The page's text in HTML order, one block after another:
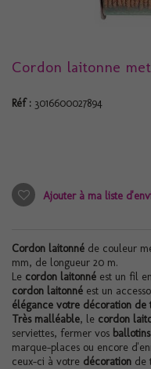
Cordon laitonne
Réf : 3016600027894
Ajouter à ma liste
Cordon laitonné de couleur
mm, de longueur 20 m.
Le cordon laitonné est un fil
cordon laitonné est un
élégance votre décoration de
Très malléable, le cordon
serviettes, fermer vos
marque-places ou encore
ceux-ci à votre décoration de